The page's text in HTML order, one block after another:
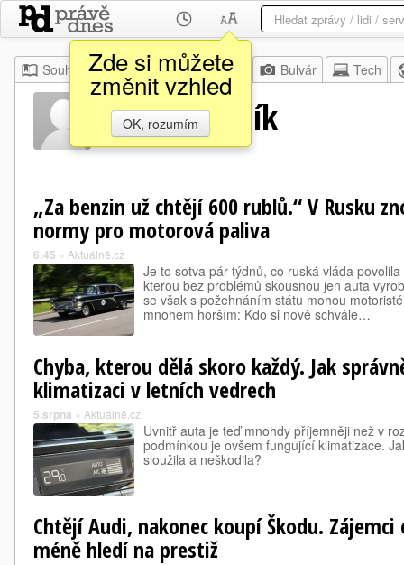
Zde si můžete
změnit vzhled
OK, rozumím
Souhrn Moje Z domova Bulvár Tech
Jakub Stehlík
„Za benzin už chtějí 600 rublů.“ V Rusku
normy pro motorová paliva
6:45 » Aktuálně.cz
Je to sotva pár týdnů, co ruská vláda
kterou bez problémů skousnou jen auta
se však s požehnáním státu mohou
mnohem horším: Kdo si nově schvále…
Chyba, kterou dělá skoro každý. Jak
klimatizaci v letních vedrech
5.srpna » Aktuálně.cz
Uvnitř auta je teď mnohdy příjemněji než v
podmínkou je ovšem fungující klimatizace.
sloužila a neškodila?
Chtějí Audi, nakonec koupí Škodu.
méně hledí na prestiž